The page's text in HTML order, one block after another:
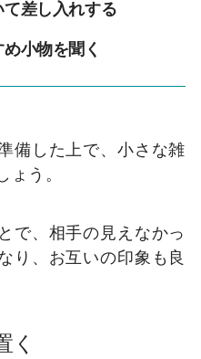
差し入れする
小物を聞く
備した上で、小さな雑
う。
で、相手の見えなかっ
り、お互いの印象も良
く